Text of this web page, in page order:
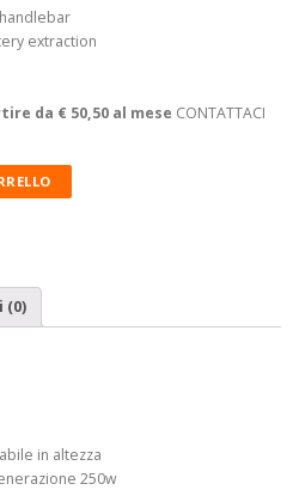
extraction
da € 50,50 al mese CONTATTACI
(0)
in altezza
250w